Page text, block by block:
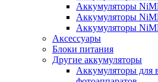
Аккумуляторы
Аккумуляторы
Аккумуляторы
Аксессуары
Блоки питания
Другие аккумуляторы
Аккумуляторы для